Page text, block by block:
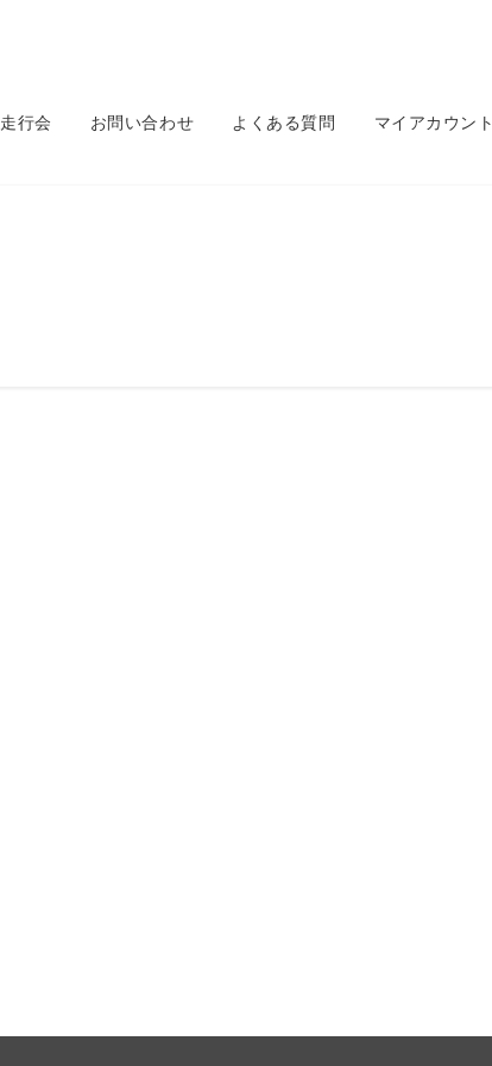
走行会 お問い合わせ よくある質問 マイアカウント